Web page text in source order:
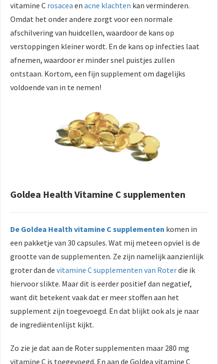
vitamine C rosacea en acne klachten kan verminderen.
Omdat het onder andere zorgt voor een normale
afschilvering van huidcellen, waardoor de kans op
verstoppingen kleiner wordt. En de kans op infecties laat
afnemen, waardoor er minder snel puistjes zullen
ontstaan. Kortom, een fijn supplement om dagelijks
voldoende van in te nemen!
Goldea Health Vitamine C supplementen
De Goldea Health vitamine C supplementen komen in
een pakketje van 30 capsules. Wat mij meteen opviel is de
grootte van de supplementen. Ze zijn namelijk aanzienlijk
groter dan de vitamine C supplementen van Roterdie ik
hiervoor slikte. Maar dit is eerder positief dan negatief,
want dit betekent vaak dat er meer stoffen aan het
supplement zijn toegevoegd. En dat blijkt ook als je naar
de ingrediëntenlijst kijkt.
Zo zie je dat aan de Roter supplementen maar 280 mg
vitamine C is toegevoegd. En aan de Goldea vitamine C